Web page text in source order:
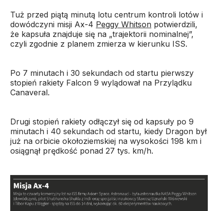
Tuż przed piątą minutą lotu centrum kontroli lotów i
dowódczyni misji Ax-4 Peggy Whitson potwierdzili,
że kapsuła znajduje się na „trajektorii nominalnej”,
czyli zgodnie z planem zmierza w kierunku ISS.
Po 7 minutach i 30 sekundach od startu pierwszy
stopień rakiety Falcon 9 wylądował na Przylądku
Canaveral.
Drugi stopień rakiety odłączył się od kapsuły po 9
minutach i 40 sekundach od startu, kiedy Dragon był
już na orbicie okołoziemskiej na wysokości 198 km i
osiągnął prędkość ponad 27 tys. km/h.